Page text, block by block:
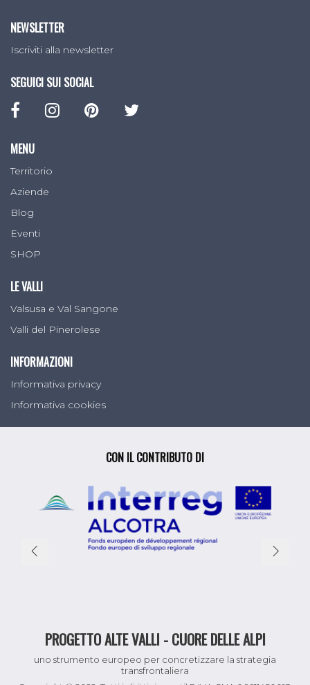
NEWSLETTER
Iscriviti alla newsletter
SEGUICI SUI SOCIAL
MENU
Territorio
Aziende
Blog
Eventi
SHOP
LE VALLI
Valsusa e Val Sangone
Valli del Pinerolese
INFORMAZIONI
Informativa privacy
Informativa cookies
PROGETTO ALTE VALLI - CUORE DELLE ALPI
uno strumento europeo per concretizzare la strategia
transfrontaliera
CON IL CONTRIBUTO DI